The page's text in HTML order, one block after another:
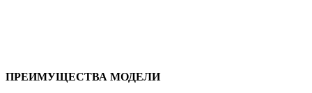
ПРЕИМУЩЕСТВА МОДЕЛИ